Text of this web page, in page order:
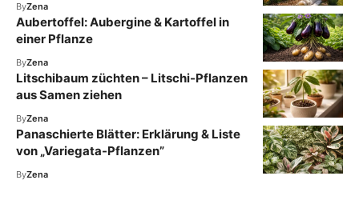
ByZena
Aubertoffel: Aubergine & Kartoffel in
einer Pflanze
ByZena
Litschibaum züchten – Litschi-Pflanzen
aus Samen ziehen
ByZena
Panaschierte Blätter: Erklärung & Liste
von „Variegata-Pflanzen”
ByZena